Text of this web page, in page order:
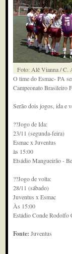
Foto: Alê Vianna / C.
O time do Esmac- PA
Campeonato Brasileiro
Serão dois jogos, ida e
??Jogo de Ida:
23/11 (segunda-feira)
Esmac x Juventus
às 15:00
Etsádio Mangueirão -
??Jogo de volta:
28/11 (sábado)
Juventus x Esmac
Às 15:00
Estádio Conde Rodolfo
Fonte:Juventus